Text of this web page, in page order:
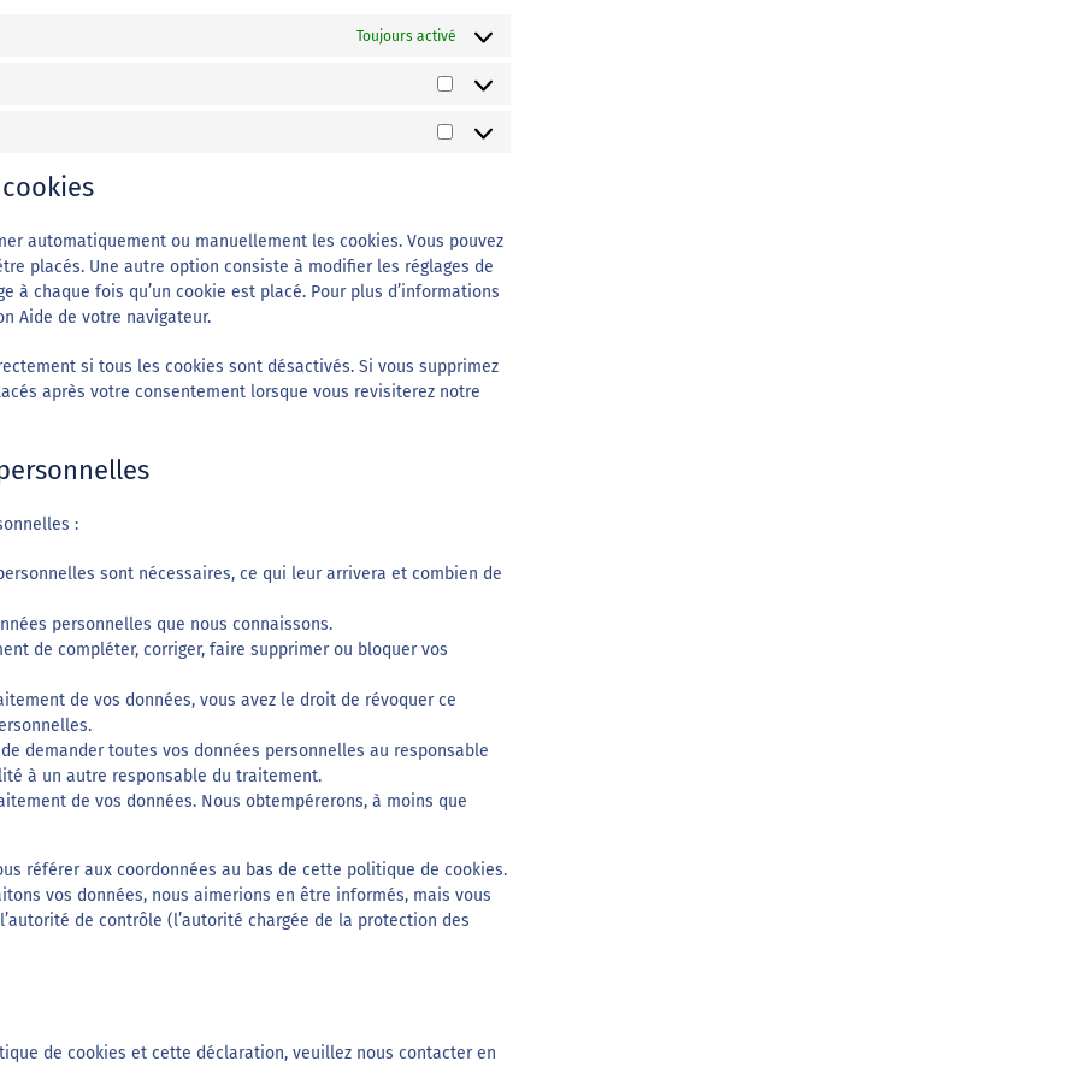
Toujours activé
Statistiques
Marketing
automatiquement ou manuellement les cookies. Vous pouvez
placés. Une autre option consiste à modifier les réglages de
chaque fois qu’un cookie est placé. Pour plus d’informations
Aide de votre navigateur.
si tous les cookies sont désactivés. Si vous supprimez
après votre consentement lorsque vous revisiterez notre
:
sont nécessaires, ce qui leur arrivera et combien de
personnelles que nous connaissons.
de compléter, corriger, faire supprimer ou bloquer vos
de vos données, vous avez le droit de révoquer ce
demander toutes vos données personnelles au responsable
à un autre responsable du traitement.
de vos données. Nous obtempérerons, à moins que
référer aux coordonnées au bas de cette politique de cookies.
vos données, nous aimerions en être informés, mais vous
de contrôle (l’autorité chargée de la protection des
de cookies et cette déclaration, veuillez nous contacter en